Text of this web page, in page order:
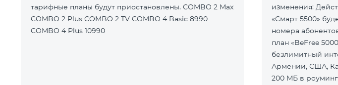
тарифные планы будут приостановлены. COMBO 2 Max
COMBO 2 Plus COMBO 2 TV COMBO 4 Basic 8990
COMBO 4 Plus 10990
изменения:
«Смарт 5500»
номера
план «BeFree
безлимитный
Армении, США,
200 МБ в